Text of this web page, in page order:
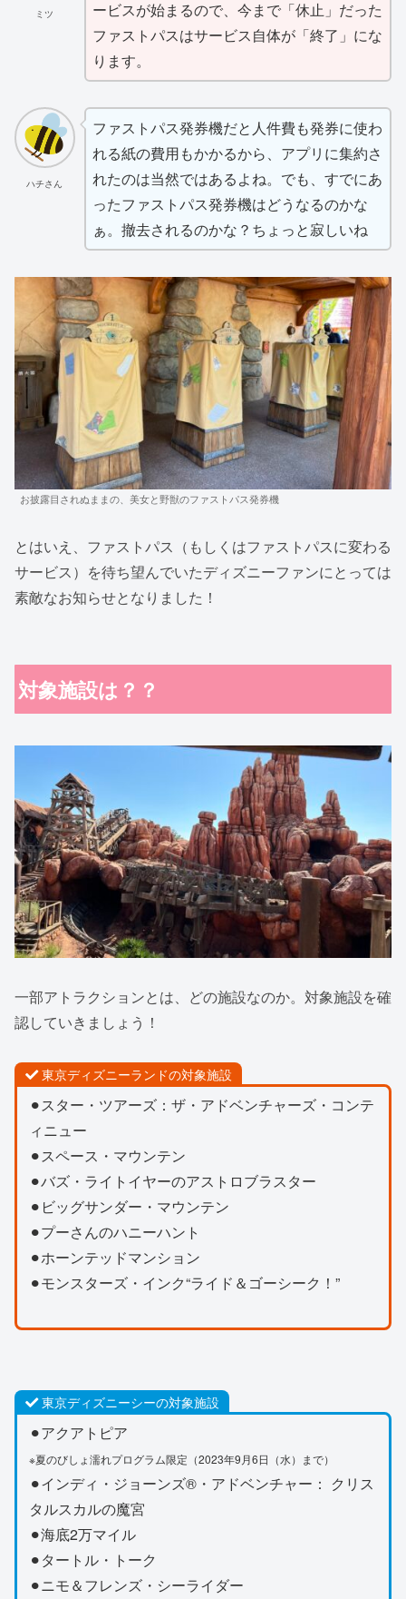
ミツ
ービスが始まるので、今まで「休止」だった
ファストパスはサービス自体が「終了」にな
ります。
ハチさん
ファストパス発券機だと人件費も発券に使わ
れる紙の費用もかかるから、アプリに集約さ
れたのは当然ではあるよね。でも、すでにあ
ったファストパス発券機はどうなるのかな
ぁ。撤去されるのかな？ちょっと寂しいね
お披露目されぬままの、美女と野獣のファストパス発券機
とはいえ、ファストパス（もしくはファストパスに変わる
サービス）を待ち望んでいたディズニーファンにとっては
素敵なお知らせとなりました！
対象施設は？？
一部アトラクションとは、どの施設なのか。対象施設を確
認していきましょう！
東京ディズニーランドの対象施設
⚫︎スター・ツアーズ：ザ・アドベンチャーズ・コンテ
ィニュー
⚫︎スペース・マウンテン
⚫︎バズ・ライトイヤーのアストロブラスター
⚫︎ビッグサンダー・マウンテン
⚫︎プーさんのハニーハント
⚫︎ホーンテッドマンション
⚫︎モンスターズ・インク“ライド＆ゴーシーク！”
東京ディズニーシーの対象施設
⚫︎アクアトピア
※夏のびしょ濡れプログラム限定（2023年9月6日（水）まで）
⚫︎インディ・ジョーンズ®・アドベンチャー： クリス
タルスカルの魔宮
⚫︎海底2万マイル
⚫︎タートル・トーク
⚫︎ニモ＆フレンズ・シーライダー